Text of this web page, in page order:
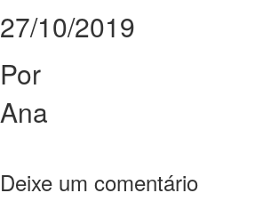
27/10/2019
Por
Ana
Deixe um comentário